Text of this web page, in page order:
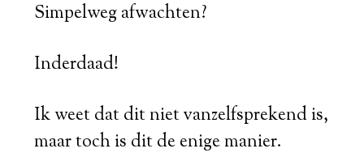
Simpelweg afwachten?
Inderdaad!
Ik weet dat dit niet vanzelfsprekend is,
maar toch is dit de enige manier.